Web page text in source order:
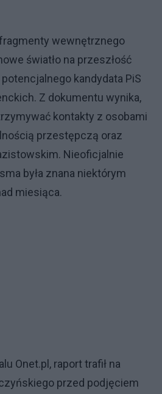
wewnętrznego
światło na przeszłość
kandydata PiS
Z dokumentu wynika,
kontakty z osobami
przestępczą oraz
Nieoficjalnie
była znana niektórym
miesiąca.
Onet.pl, raport trafił na
przed podjęciem